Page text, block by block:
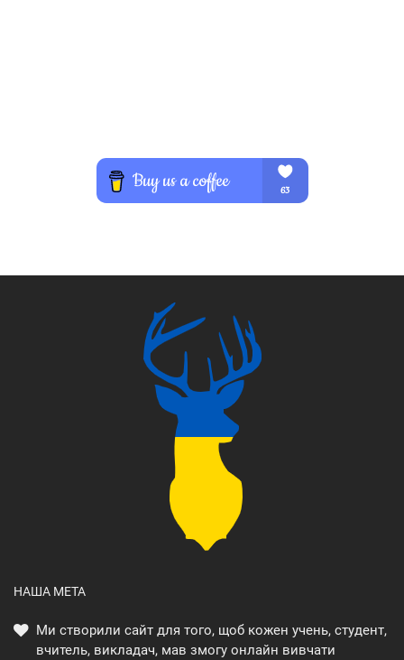
НАША МЕТА
Ми створили сайт для того, щоб кожен учень, студент,
вчитель, викладач, мав змогу онлайн вивчати